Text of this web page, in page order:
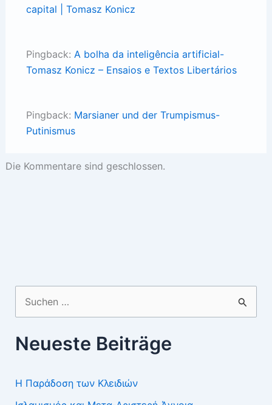
capital | Tomasz Konicz
Pingback: A bolha da inteligência artificial-
Tomasz Konicz – Ensaios e Textos Libertários
Pingback: Marsianer und der Trumpismus-
Putinismus
Die Kommentare sind geschlossen.
Suchen
nach:
Neueste Beiträge
Η Παράδοση των Κλειδιών